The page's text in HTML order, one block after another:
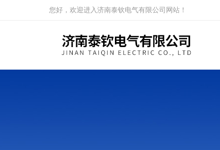
您好，欢迎进入济南泰钦电气有限公司网站！